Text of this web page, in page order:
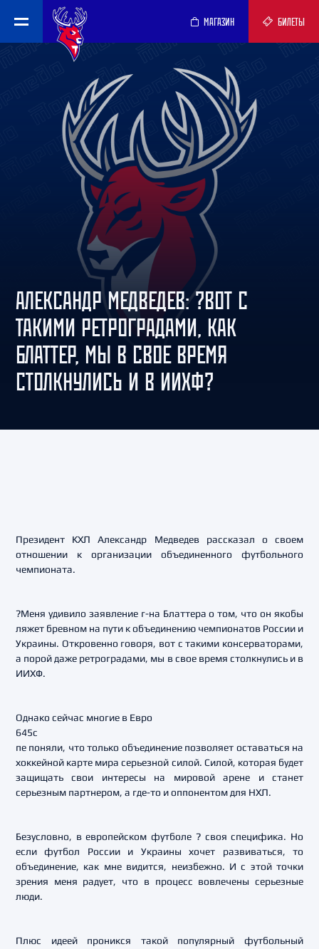
МАГАЗИН БИЛЕТЫ
АЛЕКСАНДР МЕДВЕДЕВ: ?ВОТ С
ТАКИМИ РЕТРОГРАДАМИ, КАК
БЛАТТЕР, МЫ В СВОЕ ВРЕМЯ
СТОЛКНУЛИСЬ И В ИИХФ?
Президент КХЛ Александр Медведев рассказал о своем
отношении к организации объединенного футбольного
чемпионата.
?Меня удивило заявление г-на Блаттера о том, что он якобы
ляжет бревном на пути к объединению чемпионатов России и
Украины. Откровенно говоря, вот с такими консерваторами,
а порой даже ретроградами, мы в свое время столкнулись и в
ИИХФ.
Однако сейчас многие в Евро
645c
пе поняли, что только объединение позволяет оставаться на
хоккейной карте мира серьезной силой. Силой, которая будет
защищать свои интересы на мировой арене и станет
серьезным партнером, а где-то и оппонентом для НХЛ.
Безусловно, в европейском футболе ? своя специфика. Но
если футбол России и Украины хочет развиваться, то
объединение, как мне видится, неизбежно. И с этой точки
зрения меня радует, что в процесс вовлечены серьезные
люди.
Плюс идеей проникся такой популярный футбольный